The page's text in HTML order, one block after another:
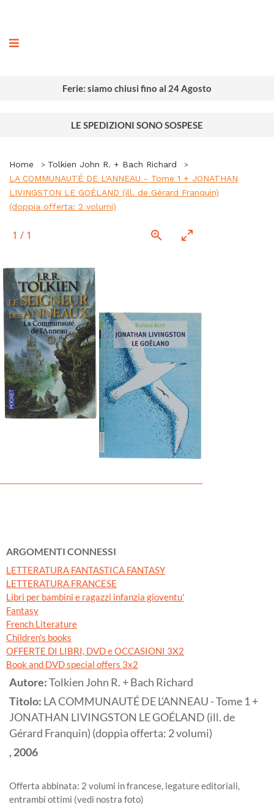
Ferie: siamo chiusi fino al 24 Agosto
LE SPEDIZIONI SONO SOSPESE
Home
Tolkien John R. + Bach Richard
LA COMMUNAUTÉ DE L'ANNEAU - Tome 1 + JONATHAN
LIVINGSTON LE GOÉLAND (ill. de Gérard Franquin)
(doppia offerta: 2 volumi)
1 / 1
ARGOMENTI CONNESSI
LETTERATURA FANTASTICA FANTASY
LETTERATURA FRANCESE
Libri per bambini e ragazzi infanzia gioventu'
Fantasy
French Literature
Children's books
OFFERTE DI LIBRI, DVD e OCCASIONI 3X2
Book and DVD special offers 3x2
Autore:Tolkien John R. + Bach Richard
Titolo: LA COMMUNAUTÉ DE L'ANNEAU - Tome 1 +
JONATHAN LIVINGSTON LE GOÉLAND (ill. de
Gérard Franquin) (doppia offerta: 2 volumi)
,2006
Offerta abbinata: 2 volumi in francese, legature editoriali,
entrambi ottimi (vedi nostra foto)